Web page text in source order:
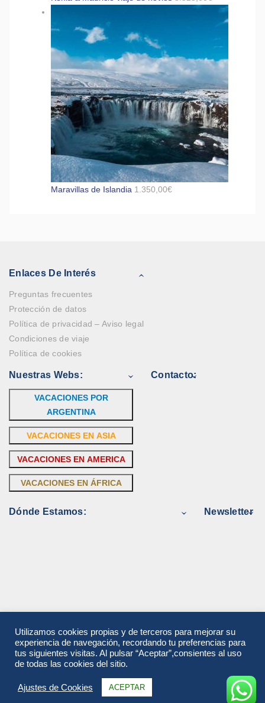
Maravillas de Islandia 1.350,00€
Enlaces De Interés
Preguntas frecuentes
Protección de datos
Política de privacidad – Aviso legal
Condiciones de viaje
Política de cookies
Nuestras Webs:
VACACIONES POR
ARGENTINA
VACACIONES EN ASIA
VACACIONES EN AMERICA
VACACIONES EN ÁFRICA
Contacto:
Dónde Estamos: Newsletter
Utilizamos cookies propias y de terceros para mejorar su
experiencia de navegación, recordando tu preferencias para
tus siguientes visitas. Al pulsar “Aceptar”,consientes al uso
de todas las cookies del sitio.
Ajustes de Cookies ACEPTAR